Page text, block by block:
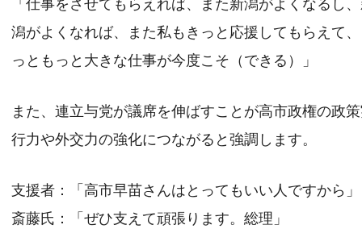
「仕事をさせてもらえれば、また新潟がよくなるし
潟がよくなれば、また私もきっと応援してもらえて
っともっと大きな仕事が今度こそ（できる）」
また、連立与党が議席を伸ばすことが高市政権の政
行力や外交力の強化につながると強調します。
支援者：「高市早苗さんはとってもいい人ですから」
斎藤氏：「ぜひ支えて頑張ります。総理」